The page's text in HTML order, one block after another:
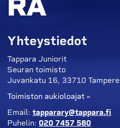
Yhteystiedot
Tappara Juniorit
Seuran toimisto
Juvankatu 16, 33710 Tampere
Toimiston aukioloajat »
Email: tapparary@tappara.fi
Puhelin: 020 7457 580